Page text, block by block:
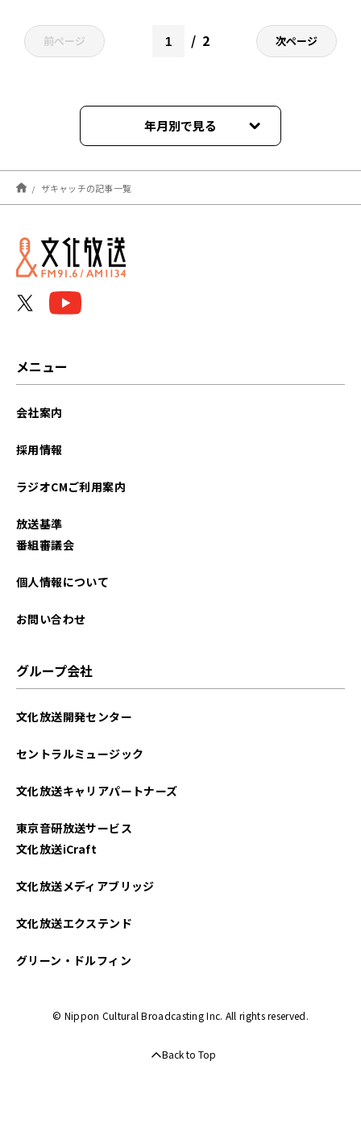
前ページ 2 次ページ
年月別で見る
2024年04月
2024年03月
2024年02月
2023年05月
2023年02月
2022年09月
2022年08月
2022年07月
ザキャッチの記事一覧
メニュー
会社案内
採用情報
ラジオCMご利用案内
放送基準
番組審議会
個人情報について
お問い合わせ
グループ会社
文化放送開発センター
セントラルミュージック
文化放送キャリアパートナーズ
東京音研放送サービス
文化放送iCraft
文化放送メディアブリッジ
文化放送エクステンド
グリーン・ドルフィン
© Nippon Cultural Broadcasting Inc. All rights reserved.
Back to Top